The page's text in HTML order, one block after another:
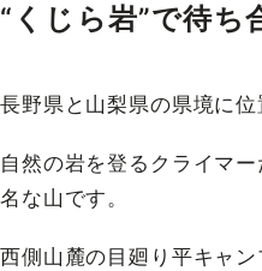
“くじら岩”で待ち
長野県と山梨県の県境に位
自然の岩を登るクライマ
名な山です。
西側山麓の目廻り平キャ